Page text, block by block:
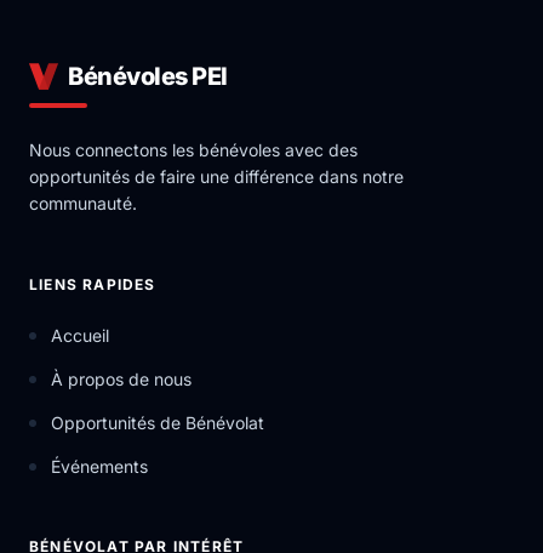
Bénévoles PEI
Nous connectons les bénévoles avec des
opportunités de faire une différence dans notre
communauté.
LIENS RAPIDES
Accueil
À propos de nous
Opportunités de Bénévolat
Événements
BÉNÉVOLAT PAR INTÉRÊT